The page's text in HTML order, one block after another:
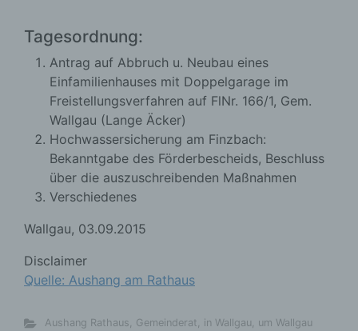
Tagesordnung:
Antrag auf Abbruch u. Neubau eines
Einfamilienhauses mit Doppelgarage im
Freistellungsverfahren auf FlNr. 166/1, Gem.
Wallgau (Lange Äcker)
Hochwassersicherung am Finzbach:
Bekanntgabe des Förderbescheids, Beschluss
über die auszuschreibenden Maßnahmen
Verschiedenes
Wallgau, 03.09.2015
Disclaimer
Quelle: Aushang am Rathaus
Aushang Rathaus, Gemeinderat, in Wallgau, um Wallgau